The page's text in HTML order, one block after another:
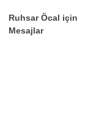
Ruhsar Öcal için
Mesajlar